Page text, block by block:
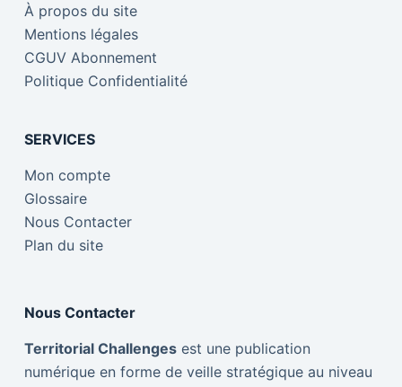
À propos du site
Mentions légales
CGUV Abonnement
Politique Confidentialité
SERVICES
Mon compte
Glossaire
Nous Contacter
Plan du site
Nous Contacter
Territorial Challengesest une publication
numérique en forme de veille stratégique au niveau